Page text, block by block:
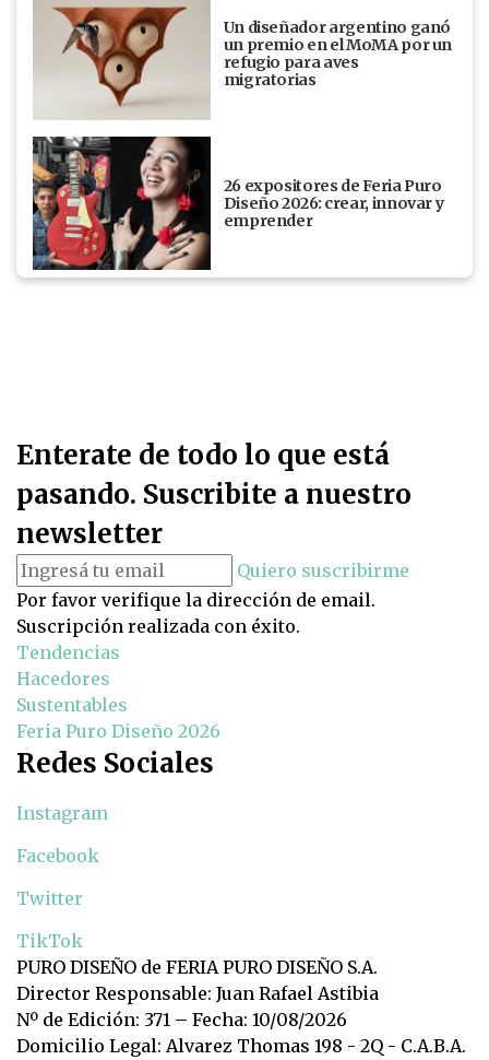
Un diseñador argentino ganó
un premio en el MoMA por un
refugio para aves
migratorias
26 expositores de Feria Puro
Diseño 2026: crear, innovar y
emprender
Enterate de todo lo que está
pasando. Suscribite a nuestro
newsletter
Quiero suscribirme
Por favor verifique la dirección de email.
Suscripción realizada con éxito.
Tendencias
Hacedores
Sustentables
Feria Puro Diseño 2026
Redes Sociales
Instagram
Facebook
Twitter
TikTok
PURO DISEÑO de FERIA PURO DISEÑO S.A.
Director Responsable: Juan Rafael Astibia
Nº de Edición: 371 – Fecha: 10/08/2026
Domicilio Legal: Alvarez Thomas 198 - 2Q - C.A.B.A.